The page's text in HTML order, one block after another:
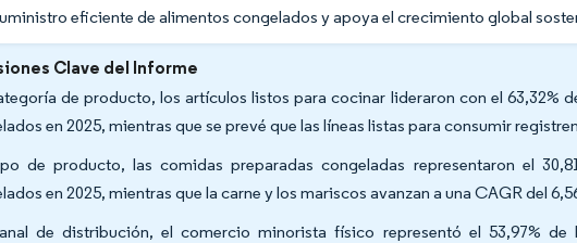
eficiente de alimentos congelados y apoya el crecimiento global
Clave del Informe
de producto, los artículos listos para cocinar lideraron con el 63,32%
en 2025, mientras que se prevé que las líneas listas para consumir
de producto, las comidas preparadas congeladas representaron el
en 2025, mientras que la carne y los mariscos avanzan a una CAGR del
de distribución, el comercio minorista físico representó el 53,97% de